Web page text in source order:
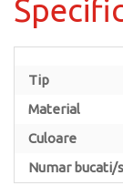
Tip
Material
Culoare
Numar bucati/